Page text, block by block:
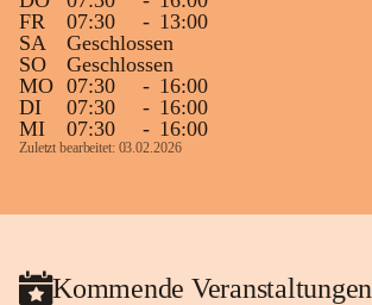
FR
07:30 - 13:00
SA
Geschlossen
SO
Geschlossen
MO 07:30 - 16:00
DI
07:30 - 16:00
MI
07:30 - 16:00
Zuletzt bearbeitet: 03.02.2026
Kommende Veranstaltungen